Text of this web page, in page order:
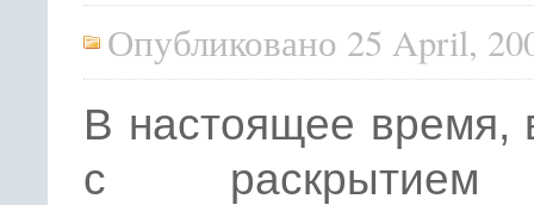
Опубликовано 25 April,
В настоящее время,
с